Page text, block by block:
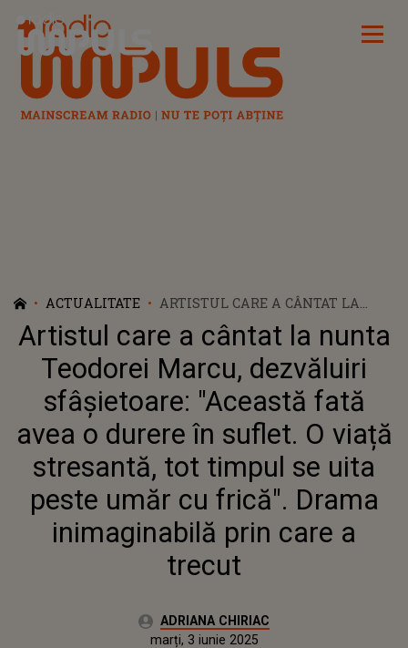
Radio Impuls
ACTUALITATE
ARTISTUL CARE A CÂNTAT LA
NUNTA TEODOREI MARCU,
DEZVĂLUIRI SFÂȘIETOARE:
"ACEASTĂ FATĂ AVEA O DURERE ÎN
SUFLET. O VIAȚĂ STRESANTĂ, TOT
TIMPUL SE UITA PESTE UMĂR CU
FRICĂ". DRAMA INIMAGINABILĂ
PRIN CARE A TRECUT
Artistul care a cântat la nunta
Teodorei Marcu, dezvăluiri
sfâșietoare: "Această fată
avea o durere în suflet. O viață
stresantă, tot timpul se uita
peste umăr cu frică". Drama
inimaginabilă prin care a
trecut
Autor:ADRIANA CHIRIAC
Actualizat:
marți, 3 iunie 2025